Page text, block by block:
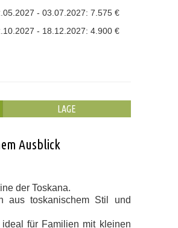
- 03.07.2027: 7.575 €
- 18.12.2027: 4.900 €
LAGE
Ausblick
der Toskana.
aus toskanischem Stil und
für Familien mit kleinen